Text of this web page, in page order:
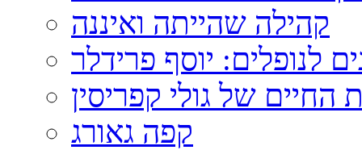
קהילה שהייתה ואיננה
לנופלים: יוסף פרידלר
החיים של גולי קפריסין
קפה גאורג